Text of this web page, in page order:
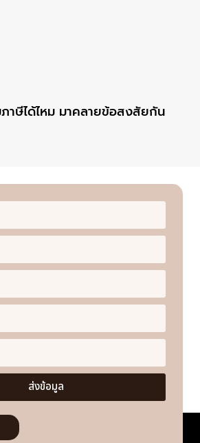
าษีได้ไหม มาคลายข้อสงสัยกัน
ส่งข้อมูล